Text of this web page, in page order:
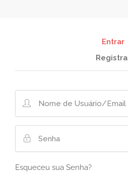
Entrar
Esqueceu sua Senha?